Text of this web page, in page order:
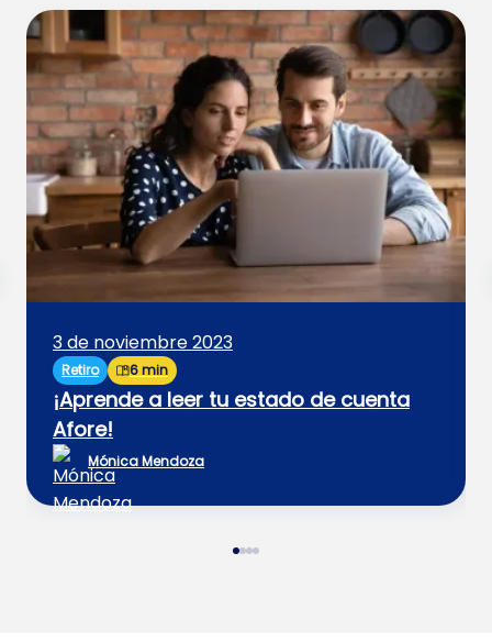
3 de noviembre 2023
Retiro 6 min
¡Aprende a leer tu estado de cuenta
Afore!
Mónica Mendoza